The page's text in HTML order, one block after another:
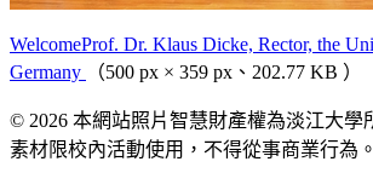
WelcomeProf. Dr. Klaus Dicke, Rector, the
Germany
（500 px × 359 px、202.77 KB ）
© 2026 本網站照片智慧財產權為淡江大學
素材限校內活動使用，不得從事商業行為。